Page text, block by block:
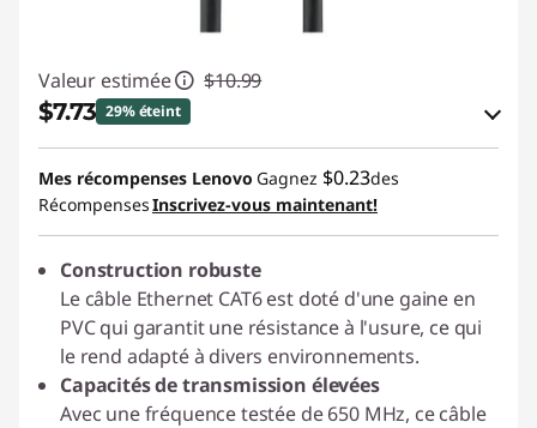
Valeur estimée $10.99
$7.73 29% éteint
Économies en bon de réduction en ligne :
-$3.26
Utiliser un bon de réduction en ligne :
STARTECHPROMOCA
Mes récompenses Lenovo Gagnez $0.23des
RécompensesInscrivez-vous maintenant!
Construction robuste
Le câble Ethernet CAT6 est doté d'une gaine en
PVC qui garantit une résistance à l'usure, ce qui
le rend adapté à divers environnements.
Capacités de transmission élevées
Avec une fréquence testée de 650 MHz, ce câble